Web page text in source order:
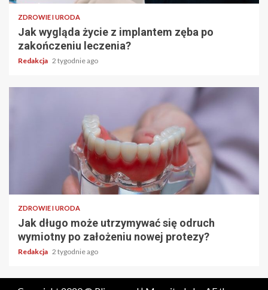
ZDROWIE I URODA
Jak wygląda życie z implantem zęba po
zakończeniu leczenia?
Redakcja 2 tygodnie ago
ZDROWIE I URODA
Jak długo może utrzymywać się odruch
wymiotny po założeniu nowej protezy?
Redakcja 2 tygodnie ago